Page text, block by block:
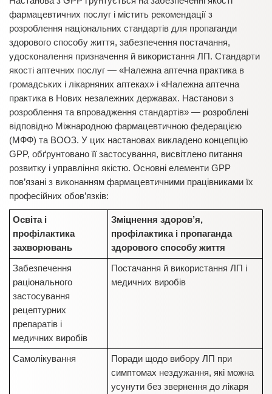
фармацевтичних послуг і містить рекомендації з
розроблення національних стандартів для пропаганди
здорового способу життя, забезпечення постачання,
удосконалення призначення й використання ЛП. Стандарти
якості аптечних послуг — «Належна аптечна практика в
громадських і лікарняних аптеках» і «Належна аптечна
практика в Нових незалежних державах. Настанови з
розроблення та впровадження стандартів» — розроблені
відповідно Міжнародною фармацевтичною федерацією
(МФФ) та ВООЗ. У цих настановах викладено концепцію
GPP, обґрунтовано її застосування, висвітлено питання
розвитку і управління якістю. Основні елементи GPP
пов’язані з виконанням фармацевтичними працівниками їх
професійних обов’язків:
Освіта і
профілактика
захворювань
Зміцнення здоров’я,
профілактика і пропаганда
здорового способу життя
Забезпечення
раціонального
застосування
рецептурних
препаратів і
медичних виробів
Постачання й використання ЛП і
медичних виробів
Самолікування
Поради щодо вибору ЛП при
симптомах нездужання, які можна
усунути без звернення до лікаря